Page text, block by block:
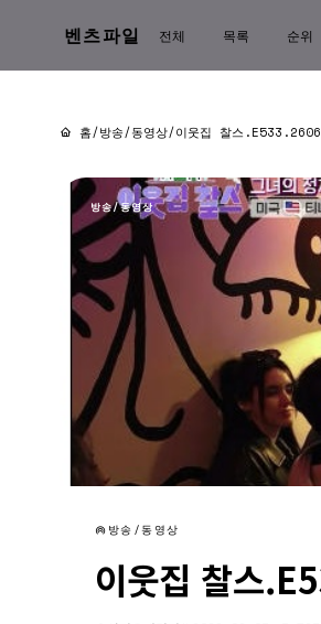
벤츠파일 전체 목록 순위
홈/방송/동영상/이웃집 찰스
방송/동영상
방송/동영상
이웃집 찰스